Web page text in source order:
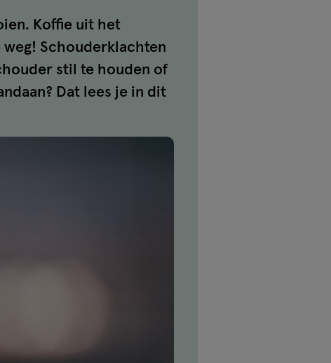
Koffie uit het
weg! Schouderklachten
stil te houden of
Dat lees je in dit